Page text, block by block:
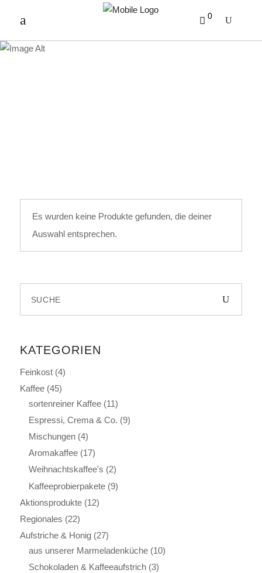
0
Es wurden keine Produkte gefunden, die deiner
Auswahl entsprechen.
KATEGORIEN
Feinkost (4)
Kaffee (45)
sortenreiner Kaffee (11)
Espressi, Crema & Co. (9)
Mischungen (4)
Aromakaffee (17)
Weihnachtskaffee's (2)
Kaffeeprobierpakete (9)
Aktionsprodukte (12)
Regionales (22)
Aufstriche & Honig (27)
aus unserer Marmeladenküche (10)
Schokoladen & Kaffeeaufstrich (3)